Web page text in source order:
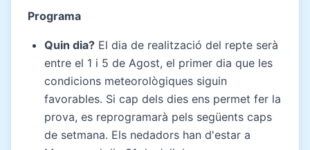
Programa
Quin dia? El dia de realització del repte serà
entre el 1 i 5 de Agost, el primer dia que les
condicions meteorològiques siguin
favorables. Si cap dels dies ens permet fer la
prova, es reprogramarà pels següents caps
de setmana. Els nedadors han d'estar a